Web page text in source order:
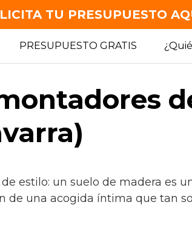
PRESUPUESTO GRATIS
estilo: un suelo de madera es
de una acogida íntima que tan
TU PRESUPUESTO